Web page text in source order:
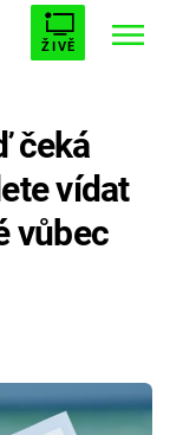
ŽIVĚ
čeká
vídat
vůbec